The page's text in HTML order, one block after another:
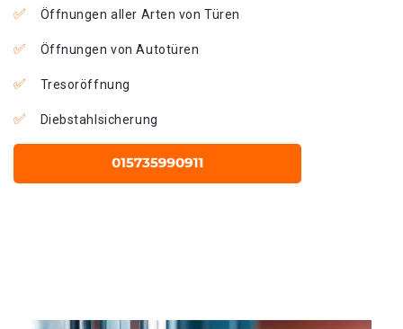
Öffnungen aller Arten von Türen
Öffnungen von Autotüren
Tresoröffnung
Diebstahlsicherung